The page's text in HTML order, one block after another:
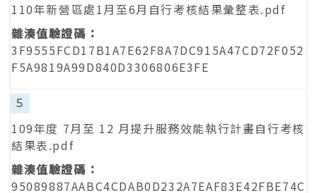
110年新營區處1月至6月自行考核結果彙整表.pdf
3F9555FCD17B1A7E62F8A7DC915A47CD72F052
F5A9819A99D840D3306806E3FE
5
109年度 7月至 12 月提升服務效能執行計畫自行考核
結果表.pdf
95089887AABC4CDAB0D232A7EAF83E42FBE74C